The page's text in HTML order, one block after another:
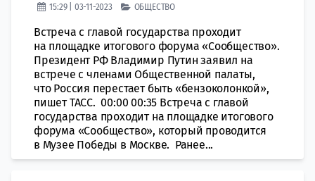
15:29 | 03-11-2023 ОБЩЕСТВО
Встреча с главой государства проходит
на площадке итогового форума «Сообщество».
Президент РФ Владимир Путин заявил на
встрече с членами Общественной палаты,
что Россия перестает быть «бензоколонкой»,
пишет ТАСС. 00:00 00:35 Встреча с главой
государства проходит на площадке итогового
форума «Сообщество», который проводится
в Музее Победы в Москве. Ранее...